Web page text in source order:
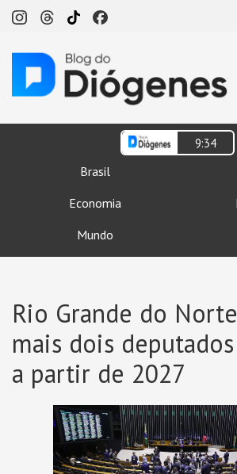
9:34
Brasil
Economia
Mundo
Rio Grande do
mais dois
a partir de 2027